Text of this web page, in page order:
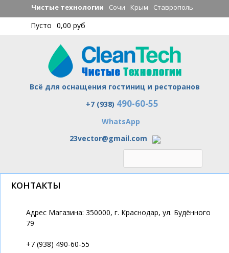
Перейти к
основному
содержанию
Чистые технологии Сочи Крым Ставрополь
Пусто 0,00 руб
Всё для оснащения гостиниц и ресторанов
Чистые технологии
+7 (938) 490-60-55
WhatsApp
23vector@gmail.com
КОНТАКТЫ
Адрес Магазина: 350000, г. Краснодар, ул. Будённого
79
+7 (938) 490-60-55